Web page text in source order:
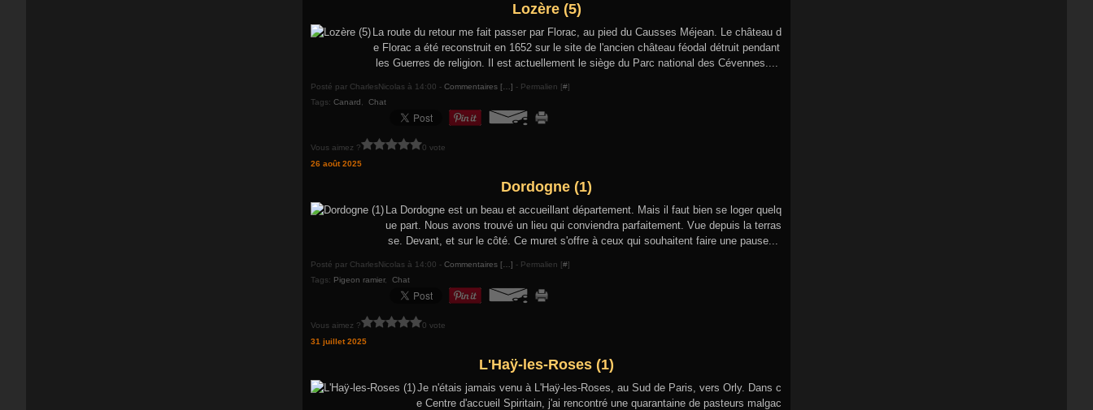
Lozère (5)
La route du retour me fait passer par Florac, au pied du Causses Méjean. Le château d
e Florac a été reconstruit en 1652 sur le site de l'ancien château féodal détruit pendant
les Guerres de religion. Il est actuellement le siège du Parc national des Cévennes....
Posté par CharlesNicolas à 14:00 - Commentaires [ ] - Permalien [#]
Tags: Canard Chat
Vous aimez ?
0 vote
26 août 2025
Dordogne (1)
La Dordogne est un beau et accueillant département. Mais il faut bien se loger quelq
ue part. Nous avons trouvé un lieu qui conviendra parfaitement. Vue depuis la terras
se. Devant, et sur le côté. Ce muret s'offre à ceux qui souhaitent faire une pause...
Posté par CharlesNicolas à 14:00 - Commentaires [ ] - Permalien [#]
Tags: Pigeon ramier, Chat
Vous aimez ?
0 vote
31 juillet 2025
L'Haÿ-les-Roses (1)
Je n'étais jamais venu à L'Haÿ-les-Roses, au Sud de Paris, vers Orly. Dans c
e Centre d'accueil Spiritain, j'ai rencontré une quarantaine de pasteurs malgac